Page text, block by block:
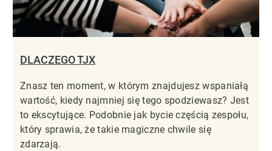
DLACZEGO TJX
Znasz ten moment, w którym znajdujesz wspaniałą
wartość, kiedy najmniej się tego spodziewasz? Jest
to ekscytujące. Podobnie jak bycie częścią zespołu,
który sprawia, że takie magiczne chwile się
zdarzają.